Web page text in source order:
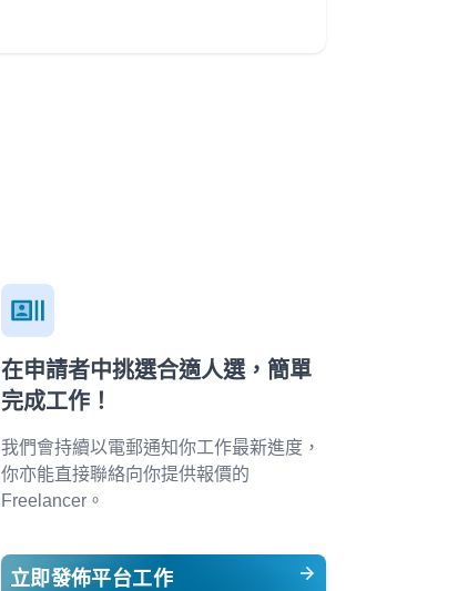
在申請者中挑選合適人選，簡單
完成工作！
我們會持續以電郵通知你工作最新進度，
你亦能直接聯絡向你提供報價的
Freelancer。
立即發佈平台工作